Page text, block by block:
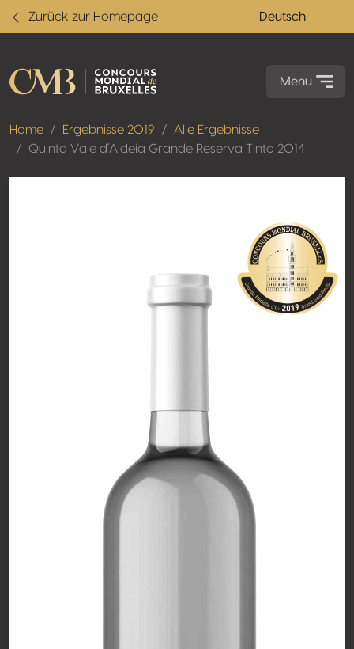
Zurück zur Homepage Deutsch
Menu
Home Ergebnisse 2019
Alle Ergebnisse
Quinta Vale d´Aldeia Grande Reserva Tinto 2014